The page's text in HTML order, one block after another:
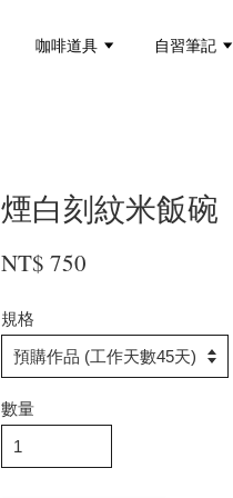
咖啡道具 自習筆記
煙白刻紋米飯碗
NT$ 750
規格
數量